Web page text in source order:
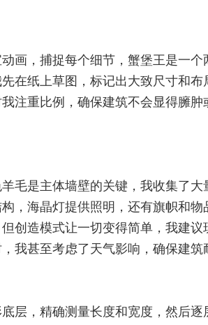
画，捕捉每个细节，蟹堡王是一个
在纸上草图，标记出大致尺寸和
注重比例，确保建筑不会显得臃肿
毛是主体墙壁的关键，我收集了大
，海晶灯提供照明，还有旗帜和物
创造模式让一切变得简单，我建议
我甚至考虑了天气影响，确保建筑
层，精确测量长度和宽度，然后逐